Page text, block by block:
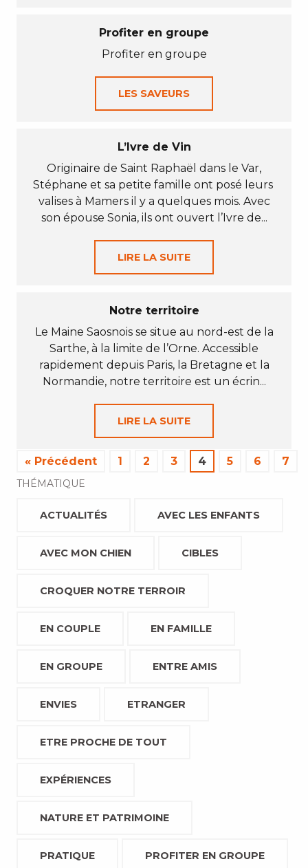
Profiter en groupe
Profiter en groupe
LES SAVEURS
L’Ivre de Vin
Originaire de Saint Raphaël dans le Var,
Stéphane et sa petite famille ont posé leurs
valises à Mamers il y a quelques mois. Avec
son épouse Sonia, ils ont ouvert l’Ivre de...
LIRE LA SUITE
Notre territoire
Le Maine Saosnois se situe au nord-est de la
Sarthe, à la limite de l’Orne. Accessible
rapidement depuis Paris, la Bretagne et la
Normandie, notre territoire est un écrin...
LIRE LA SUITE
« Précédent 1 2 3 4 5 6 7
THÉMATIQUE
ACTUALITÉS AVEC LES ENFANTS
AVEC MON CHIEN CIBLES
CROQUER NOTRE TERROIR
EN COUPLE EN FAMILLE
EN GROUPE ENTRE AMIS
ENVIES ETRANGER
ETRE PROCHE DE TOUT
EXPÉRIENCES
NATURE ET PATRIMOINE
PRATIQUE PROFITER EN GROUPE